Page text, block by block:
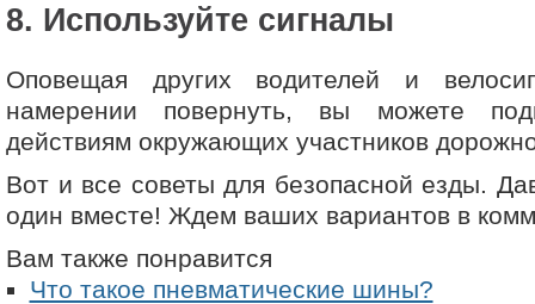
8. Используйте сигналы
Оповещая других водителей и
намерении повернуть, вы можете
действиям окружающих участников
Вот и все советы для безопасной езды.
один вместе! Ждем ваших вариантов в
Вам также понравится
Что такое пневматические шины?